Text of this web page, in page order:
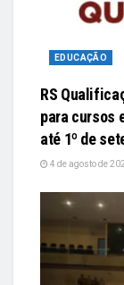
EDUCAÇÃO
RS
para cursos
até 1º de
4 de agosto de